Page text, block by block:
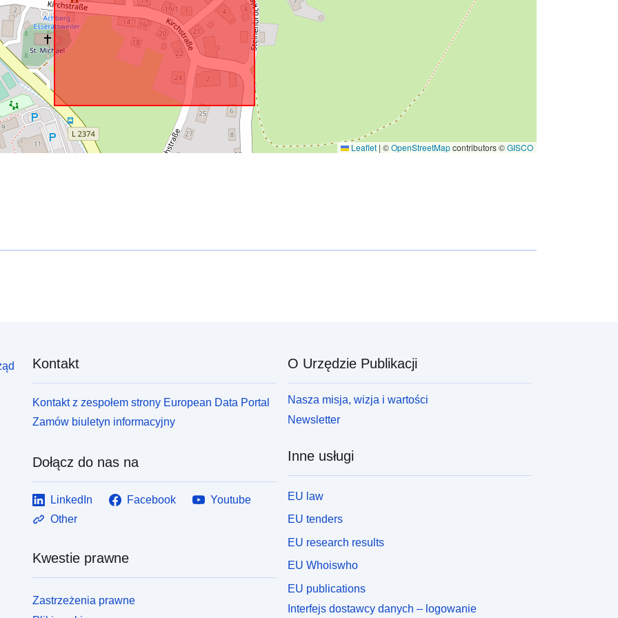
Leaflet | ©OpenStreetMapcontributors ©GISCO
Kontakt
Kontakt z zespołem strony European Data Portal
Zamów biuletyn informacyjny
Dołącz do nas na
LinkedIn Facebook
Youtube
Other
Kwestie prawne
Zastrzeżenia prawne
O Urzędzie Publikacji
Nasza misja, wizja i wartości
Newsletter
Inne usługi
EU law
EU tenders
EU research results
EU Whoiswho
EU publications
Interfejs dostawcy danych – logowanie